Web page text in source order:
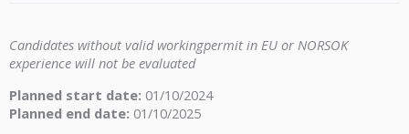
Candidates without valid workingpermit in EU or NORSOK
experience will not be evaluated
Planned start date: 01/10/2024
Planned end date: 01/10/2025